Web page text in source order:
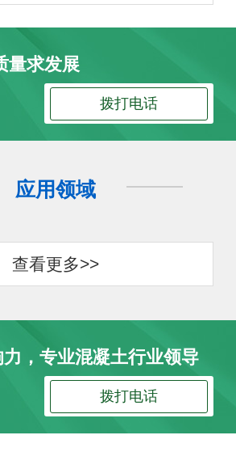
量求发展
拨打电话
应用领域
查看更多>>
，专业混凝土行业领导
拨打电话